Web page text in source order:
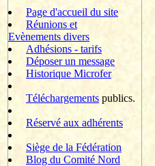
Page d'accueil du site
Réunions et
Evènements divers
Adhésions - tarifs
Déposer un message
Historique Microfer
Téléchargements publics.
Réservé aux adhérents
Siège de la Fédération
Blog du Comité Nord